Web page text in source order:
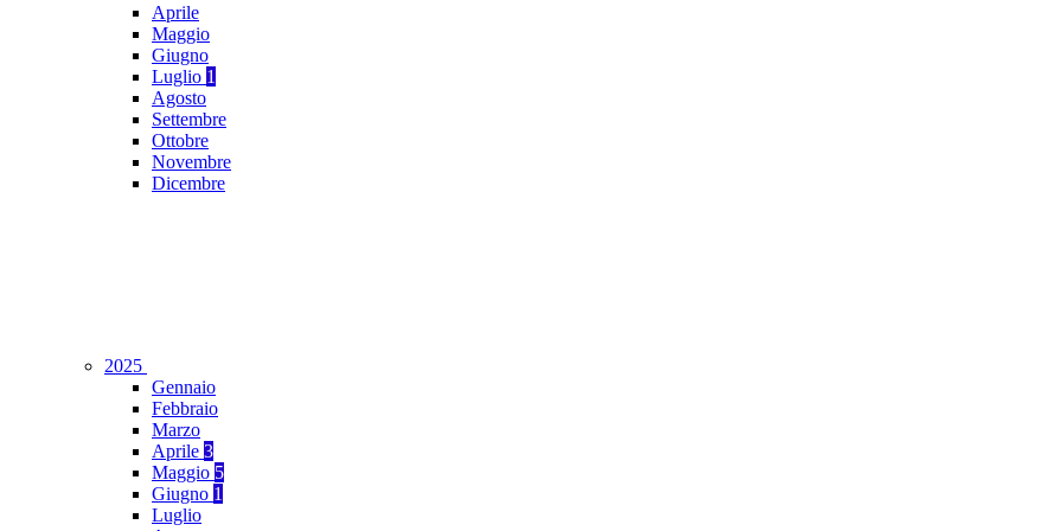
Aprile
Maggio
Giugno
Luglio 1
Agosto
Settembre
Ottobre
Novembre
Dicembre
2025
Gennaio
Febbraio
Marzo
Aprile 3
Maggio 5
Giugno 1
Luglio